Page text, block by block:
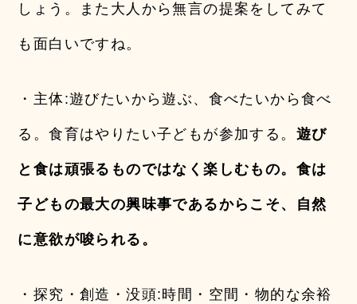
しょう。また大人から無言の提案をしてみて
も面白いですね。
・主体:遊びたいから遊ぶ、食べたいから食べ
る。食育はやりたい子どもが参加する。 遊び
と食は頑張るものではなく楽しむもの。食は
子どもの最大の興味事であるからこそ、自然
に意欲が唆られる。
・探究・創造・没頭:時間・空間・物的な余裕